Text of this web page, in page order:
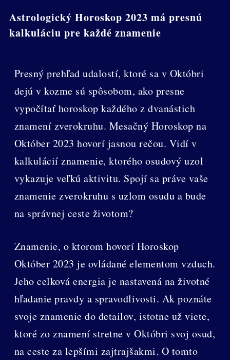
Astrologický Horoskop 2023 má presnú
kalkuláciu pre každé znamenie
Presný prehľad udalostí, ktoré sa v Októbri
dejú v kozme sú spôsobom, ako presne
vypočítať horoskop každého z dvanástich
znamení zverokruhu. Mesačný Horoskop na
Október 2023 hovorí jasnou rečou. Vidí v
kalkulácií znamenie, ktorého osudový uzol
vykazuje veľkú aktivitu. Spojí sa práve vaše
znamenie zverokruhu s uzlom osudu a bude
na správnej ceste životom?
Znamenie, o ktorom hovorí Horoskop
Október 2023 je ovládané elementom vzduch.
Jeho celková energia je nastavená na životné
hľadanie pravdy a spravodlivosti. Ak poznáte
svoje znamenie do detailov, istotne už viete,
ktoré zo znamení stretne v Októbri svoj osud,
na ceste za lepšími zajtrajšakmi. O tomto